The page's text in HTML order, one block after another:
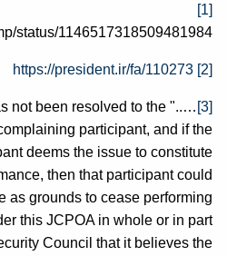
[1]
status/1146517318509481984
[2]
https://president.ir/fa/110273
[3]
not been resolved to the
participant, and if the
deems the issue to constitute
then that participant could
as grounds to cease performing
this JCPOA in whole or in part
Council that it believes the